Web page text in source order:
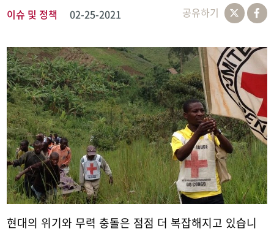
이슈 및 정책 02-25-2021 공유하기
현대의 위기와 무력 충돌은 점점 더 복잡해지고 있습니